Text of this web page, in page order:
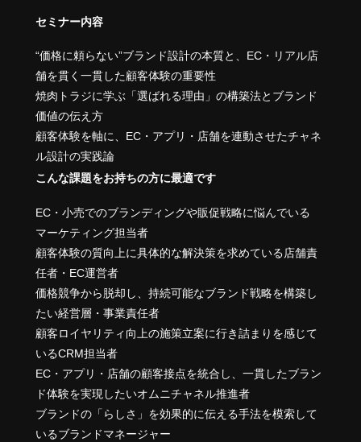
セミナー内容
“価格に頼らない”ブランド設計の本質と、EC・リアル店
舗を貫く一貫した顧客体験の重要性
焼肉トラジに学ぶ「選ばれる理由」の構築法とブランド
価値の伝え方
顧客体験を軸に、EC・アプリ・店舗を連動させたチャネ
ル設計の実践論
こんな課題をお持ちの方に最適です
EC・小売でのブランディングや販促戦略に悩んでいる
マーケティング担当者
顧客体験の質向上に具体的な解決策を求めている店舗責
任者・EC運営者
価格競争から脱却し、持続可能なブランド戦略を構築し
たい経営層・事業責任者
顧客ロイヤリティ向上の施策立案に行き詰まりを感じて
いるCRM担当者
EC・アプリ・店舗の顧客接点を統合し、一貫したブラン
ド体験を実現したいオムニチャネル推進者
ブランドの「らしさ」を効果的に伝える手法を模索して
いるブランドマネージャー